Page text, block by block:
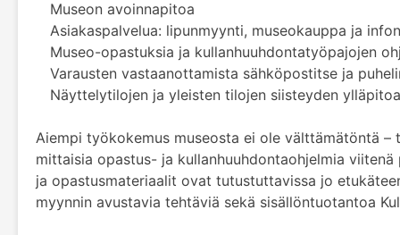
Museon avoinnapitoa
Asiakaspalvelua: lipunmyynti, museokauppa ja
Museo-opastuksia ja kullanhuuhdontatyöpajojen
Varausten vastaanottamista sähköpostitse ja
Näyttelytilojen ja yleisten tilojen siisteyden ylläpitoa
Aiempi työkokemus museosta ei ole välttämätöntä
mittaisia opastus- ja kullanhuuhdontaohjelmia
ja opastusmateriaalit ovat tutustuttavissa jo
myynnin avustavia tehtäviä sekä sisällöntuotantoa